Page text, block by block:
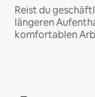
Reist du
längeren
komfortablen